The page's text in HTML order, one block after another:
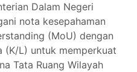
Dalam Negeri
nota kesepahaman
(MoU) dengan
(K/L) untuk memperkuat
Tata Ruang Wilayah